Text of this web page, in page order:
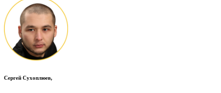
Сергей Сухоплюев,